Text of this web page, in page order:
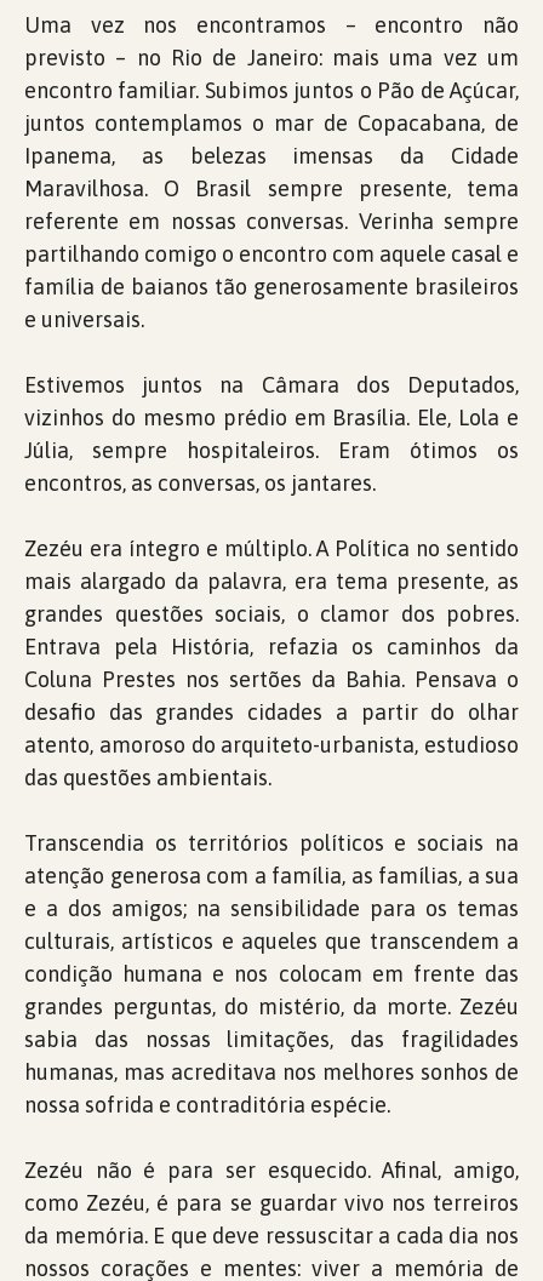
Uma vez nos encontramos – encontro não
previsto – no Rio de Janeiro: mais uma vez um
encontro familiar. Subimos juntos o Pão de Açúcar,
juntos contemplamos o mar de Copacabana, de
Ipanema, as belezas imensas da Cidade
Maravilhosa. O Brasil sempre presente, tema
referente em nossas conversas. Verinha sempre
partilhando comigo o encontro com aquele casal e
família de baianos tão generosamente brasileiros
e universais.
Estivemos juntos na Câmara dos Deputados,
vizinhos do mesmo prédio em Brasília. Ele, Lola e
Júlia, sempre hospitaleiros. Eram ótimos os
encontros, as conversas, os jantares.
Zezéu era íntegro e múltiplo. A Política no sentido
mais alargado da palavra, era tema presente, as
grandes questões sociais, o clamor dos pobres.
Entrava pela História, refazia os caminhos da
Coluna Prestes nos sertões da Bahia. Pensava o
desafio das grandes cidades a partir do olhar
atento, amoroso do arquiteto-urbanista, estudioso
das questões ambientais.
Transcendia os territórios políticos e sociais na
atenção generosa com a família, as famílias, a sua
e a dos amigos; na sensibilidade para os temas
culturais, artísticos e aqueles que transcendem a
condição humana e nos colocam em frente das
grandes perguntas, do mistério, da morte. Zezéu
sabia das nossas limitações, das fragilidades
humanas, mas acreditava nos melhores sonhos de
nossa sofrida e contraditória espécie.
Zezéu não é para ser esquecido. Afinal, amigo,
como Zezéu, é para se guardar vivo nos terreiros
da memória. E que deve ressuscitar a cada dia nos
nossos corações e mentes: viver a memória de